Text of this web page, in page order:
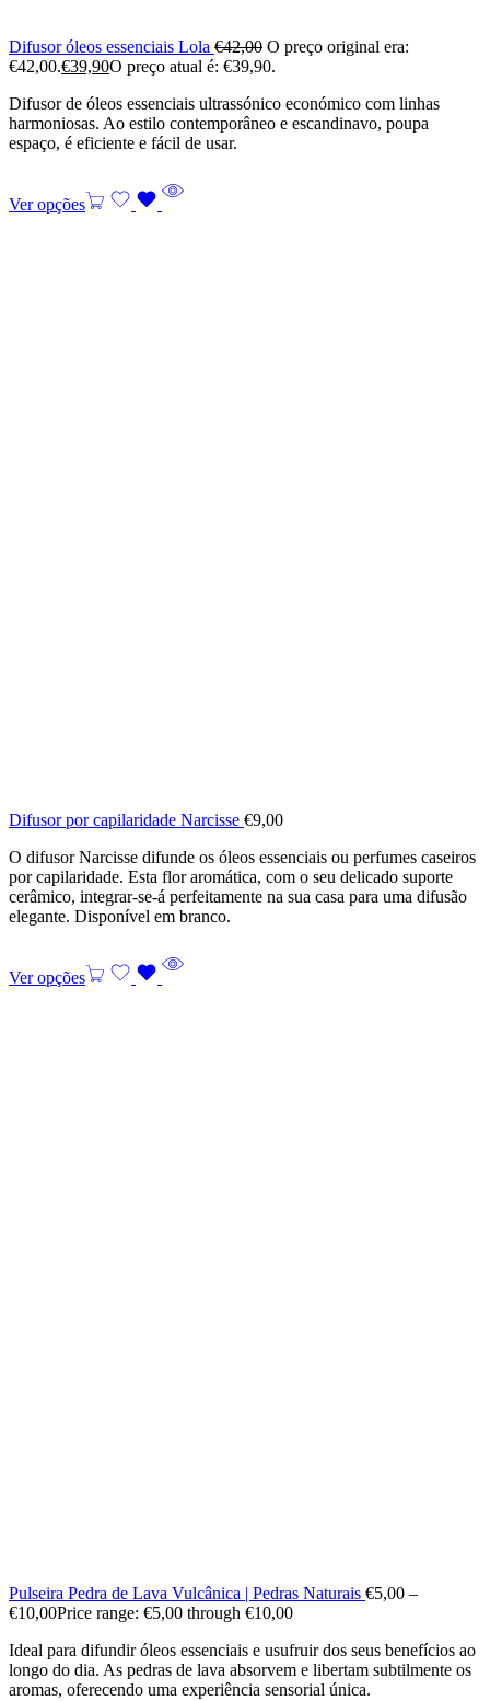
Difusor óleos essenciais Lola €42,00 O preço original era:
€42,00.€39,90O preço atual é: €39,90.
Difusor de óleos essenciais ultrassónico económico com linhas
harmoniosas. Ao estilo contemporâneo e escandinavo, poupa
espaço, é eficiente e fácil de usar.
Ver opções
Difusor por capilaridade Narcisse €9,00
O difusor Narcisse difunde os óleos essenciais ou perfumes caseiros
por capilaridade. Esta flor aromática, com o seu delicado suporte
cerâmico, integrar-se-á perfeitamente na sua casa para uma difusão
elegante. Disponível em branco.
Ver opções
Pulseira Pedra de Lava Vulcânica | Pedras Naturais €5,00 –
€10,00Price range: €5,00 through €10,00
Ideal para difundir óleos essenciais e usufruir dos seus benefícios ao
longo do dia. As pedras de lava absorvem e libertam subtilmente os
aromas, oferecendo uma experiência sensorial única.